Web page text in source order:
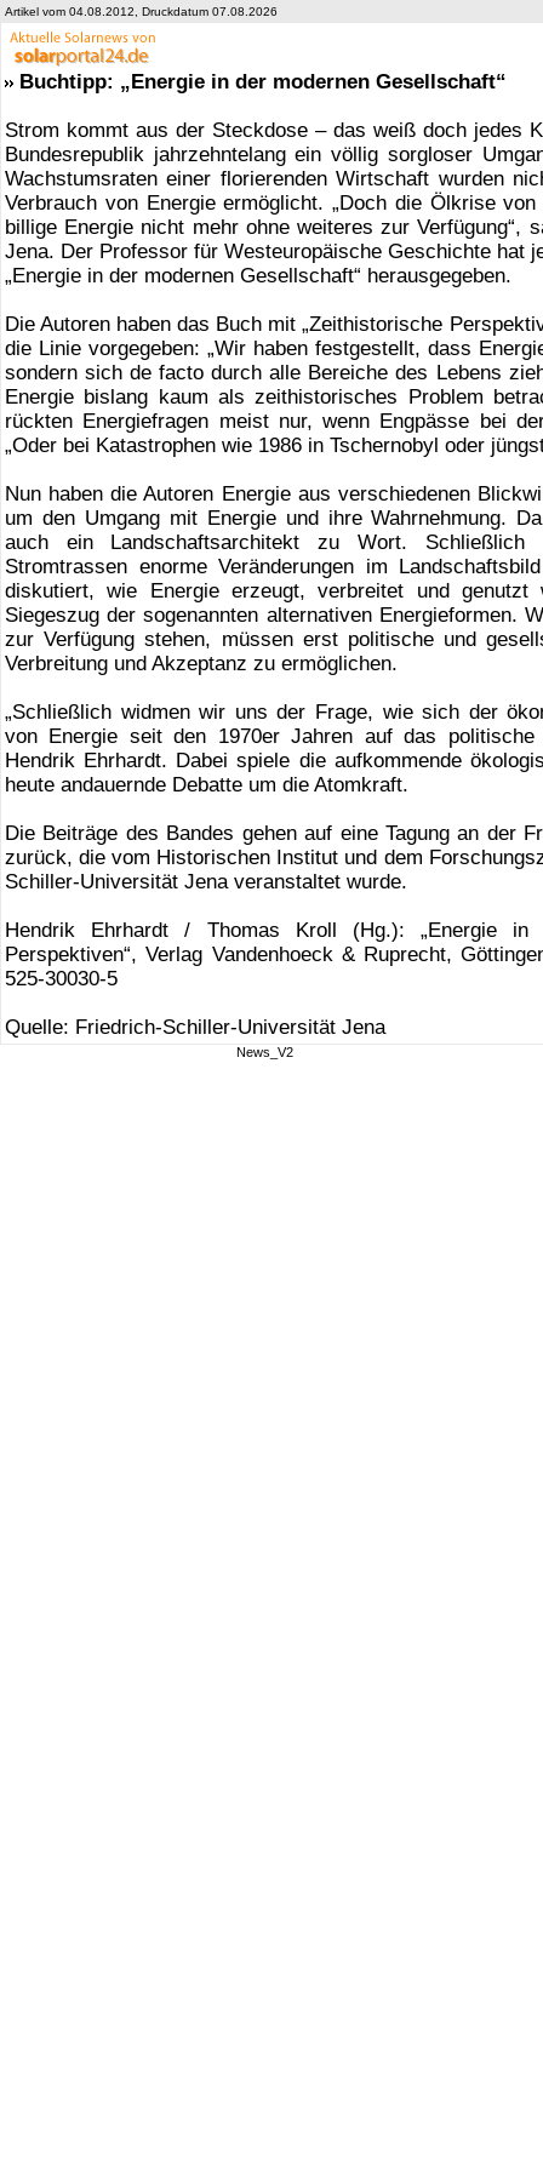
Artikel vom 04.08.2012, Druckdatum 07.08.2026
Buchtipp: „Energie in der modernen Gesellschaft“
Strom kommt aus der Steckdose – das weiß doch jedes
Bundesrepublik jahrzehntelang ein völlig sorgloser
Wachstumsraten einer florierenden Wirtschaft wurden
Verbrauch von Energie ermöglicht. „Doch die Ölkrise
billige Energie nicht mehr ohne weiteres zur
Jena. Der Professor für Westeuropäische Geschichte hat
„Energie in der modernen Gesellschaft“ herausgegeben.
Die Autoren haben das Buch mit „Zeithistorische
die Linie vorgegeben: „Wir haben festgestellt, dass
sondern sich de facto durch alle Bereiche des Lebens
Energie bislang kaum als zeithistorisches Problem
rückten Energiefragen meist nur, wenn Engpässe bei
„Oder bei Katastrophen wie 1986 in Tschernobyl oder
Nun haben die Autoren Energie aus verschiedenen
um den Umgang mit Energie und ihre Wahrnehmung.
auch ein Landschaftsarchitekt zu Wort. Schließlich
Stromtrassen enorme Veränderungen im
diskutiert, wie Energie erzeugt, verbreitet und
Siegeszug der sogenannten alternativen Energieformen.
zur Verfügung stehen, müssen erst politische und
Verbreitung und Akzeptanz zu ermöglichen.
„Schließlich widmen wir uns der Frage, wie sich der
von Energie seit den 1970er Jahren auf das politische
Hendrik Ehrhardt. Dabei spiele die aufkommende
heute andauernde Debatte um die Atomkraft.
Die Beiträge des Bandes gehen auf eine Tagung an der
zurück, die vom Historischen Institut und dem
Schiller-Universität Jena veranstaltet wurde.
Hendrik Ehrhardt / Thomas Kroll (Hg.): „Energie in
Perspektiven“, Verlag Vandenhoeck & Ruprecht,
525-30030-5
Quelle: Friedrich-Schiller-Universität Jena
News_V2